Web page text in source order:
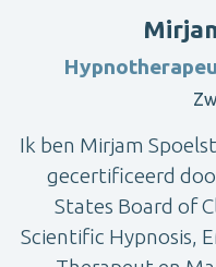
Ik ben Mirjam
gecertificeerd
States Board of
Scientific Hypnosis,